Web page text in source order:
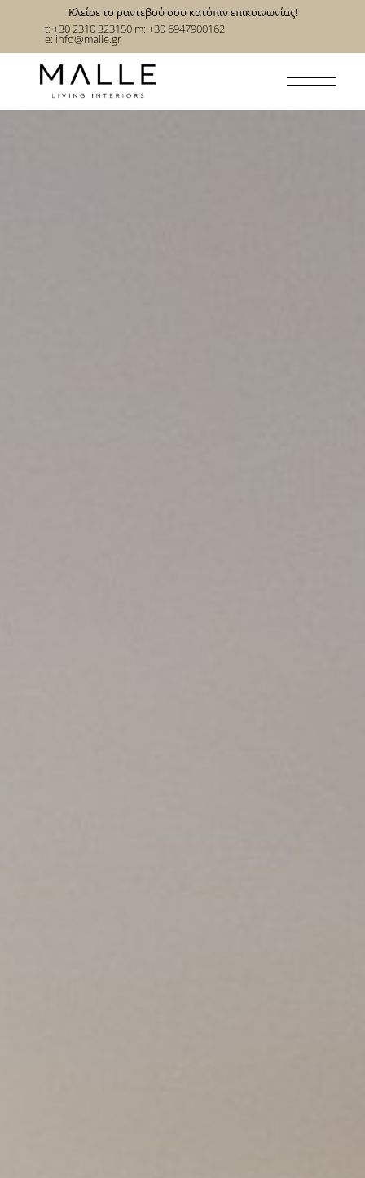
t: +30 2310 323150 m: +30 6947900162
e: info@malle.gr
Κλείσε το ραντεβού σου κατόπιν επικοινωνίας!